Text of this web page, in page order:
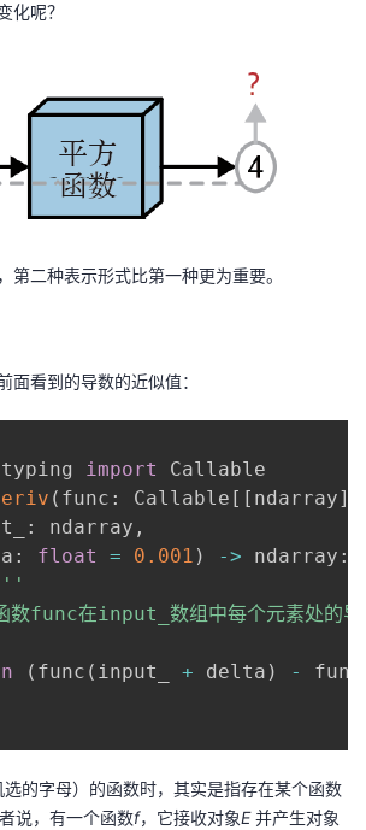
化呢？
第二种表示形式比第一种更为重要。
面看到的导数的近似值：
typing import
Callable
( func : Callable [ [ ndarray]
: ndarray ,
: float = 0.001 ) -> ndarray :
func在input_数组中每个元素处的导
( func ( input_ + delta ) - func
选的字母）的函数时，其实是指存在某个函数
说，有一个函数f，它接收对象E并产生对象